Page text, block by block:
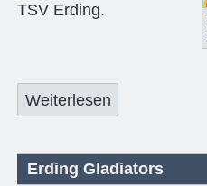
TSV Erding.
Weiterlesen
Erding Gladiators